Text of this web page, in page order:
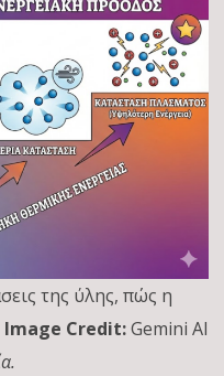
της ύλης, πώς η
Image Credit:Gemini AI